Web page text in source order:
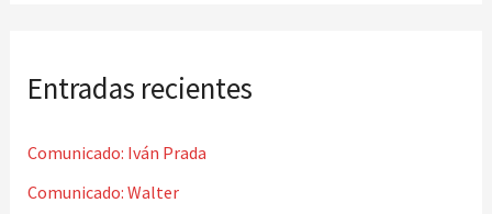
a
p
o
Entradas recientes
Comunicado: Iván Prada
Comunicado: Walter